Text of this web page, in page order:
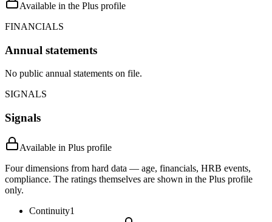
Available in the Plus profile
FINANCIALS
Annual statements
No public annual statements on file.
SIGNALS
Signals
Available in Plus profile
Four dimensions from hard data — age, financials, HRB events,
compliance. The ratings themselves are shown in the Plus profile
only.
Continuity1